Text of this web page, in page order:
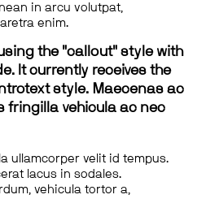
in arcu volutpat,
enim.
the "callout" style with
It currently receives the
style. Maecenas ac
fringilla vehicula ac nec
ullamcorper velit id tempus.
lacus in sodales.
vehicula tortor a,